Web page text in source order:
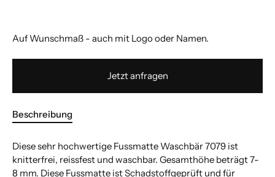
Auf Wunschmaß - auch mit Logo oder Namen.
Jetzt anfragen
Beschreibung
Diese sehr hochwertige Fussmatte Waschbär 7079 ist
knitterfrei, reissfest und waschbar. Gesamthöhe beträgt 7-
8 mm. Diese Fussmatte ist Schadstoffgeprüft und für